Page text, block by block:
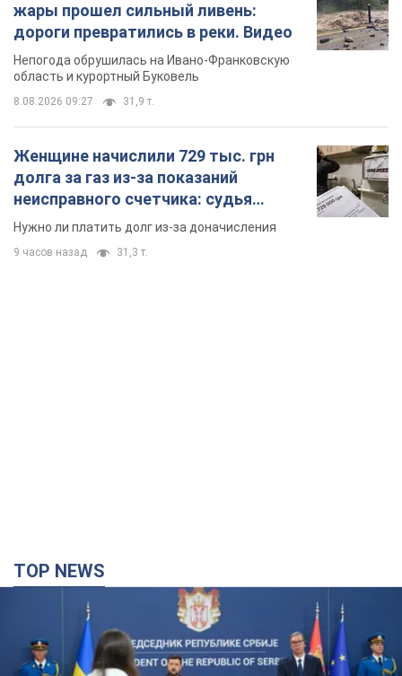
жары прошел сильный ливень:
дороги превратились в реки. Видео
Непогода обрушилась на Ивано-Франковскую
область и курортный Буковель
8.08.2026 09:27 31,9 т.
Женщине начислили 729 тыс. грн
долга за газ из-за показаний
неисправного счетчика: судья
вынес неожиданное решение
Нужно ли платить долг из-за доначисления
9 часов назад 31,3 т.
TOP NEWS